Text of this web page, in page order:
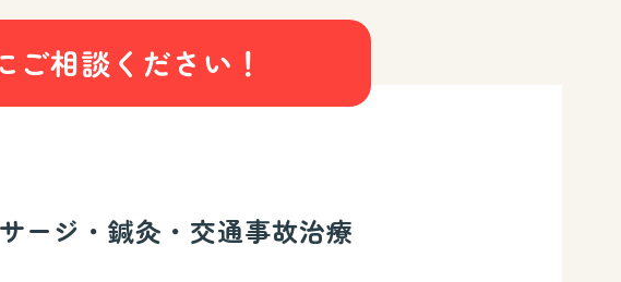
ご相談ください！
ージ・鍼灸・交通事故治療